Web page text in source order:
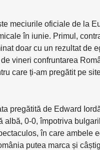
meciurile oficiale de la
în iunie. Primul,
doar cu un rezultat de
vineri confruntarea
care ți-am pregătit pe
pregătită de Edward
albă, 0-0, împotriva
în care ambele
putea marca și